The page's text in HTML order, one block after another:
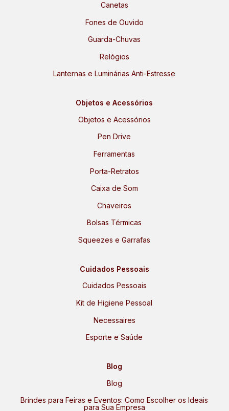
Canetas
Fones de Ouvido
Guarda-Chuvas
Relógios
Lanternas e Luminárias Anti-Estresse
Objetos e Acessórios
Objetos e Acessórios
Pen Drive
Ferramentas
Porta-Retratos
Caixa de Som
Chaveiros
Bolsas Térmicas
Squeezes e Garrafas
Cuidados Pessoais
Cuidados Pessoais
Kit de Higiene Pessoal
Necessaires
Esporte e Saúde
Blog
Blog
Brindes para Feiras e Eventos: Como Escolher os Ideais
para Sua Empresa